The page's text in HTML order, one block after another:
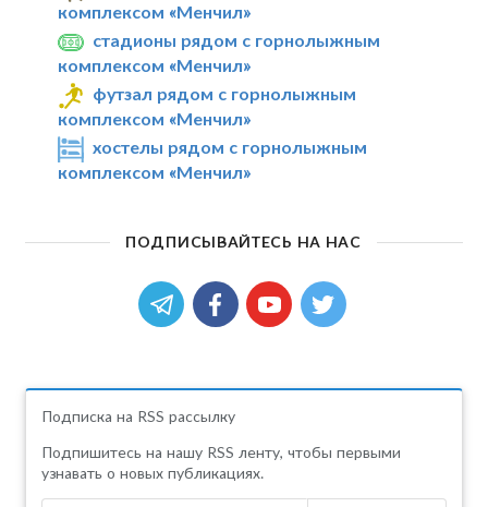
комплексом «Менчил»
стадионы рядом с горнолыжным
комплексом «Менчил»
футзал рядом с горнолыжным
комплексом «Менчил»
хостелы рядом с горнолыжным
комплексом «Менчил»
ПОДПИСЫВАЙТЕСЬ НА НАС
Подписка на RSS рассылку
Подпишитесь на нашу RSS ленту, чтобы первыми
узнавать о новых публикациях.